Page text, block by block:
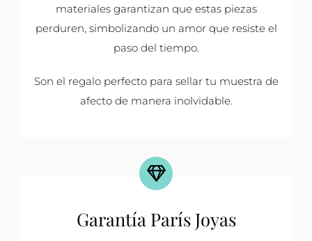
materiales garantizan que estas piezas
perduren, simbolizando un amor que resiste el
paso del tiempo.
Son el regalo perfecto para sellar tu muestra de
afecto de manera inolvidable.
Garantía París Joyas